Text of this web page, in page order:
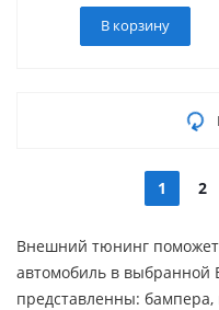
В корзину
1 2
Внешний тюнинг
автомобиль в выбранной
представленны: